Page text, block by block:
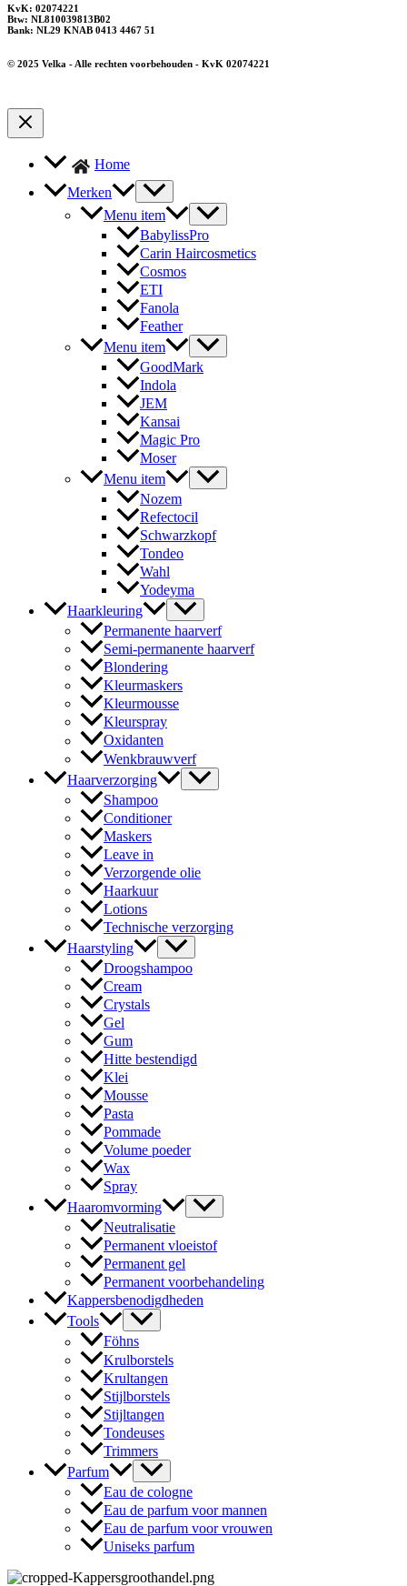
KvK: 02074221
Btw: NL810039813B02
Bank: NL29 KNAB 0413 4467 51
© 2025 Velka - Alle rechten voorbehouden - KvK 02074221
Home
Merken
Menu item
BabylissPro
Carin Haircosmetics
Cosmos
ETI
Fanola
Feather
Menu item
GoodMark
Indola
JEM
Kansai
Magic Pro
Moser
Menu item
Nozem
Refectocil
Schwarzkopf
Tondeo
Wahl
Yodeyma
Haarkleuring
Permanente haarverf
Semi-permanente haarverf
Blondering
Kleurmaskers
Kleurmousse
Kleurspray
Oxidanten
Wenkbrauwverf
Haarverzorging
Shampoo
Conditioner
Maskers
Leave in
Verzorgende olie
Haarkuur
Lotions
Technische verzorging
Haarstyling
Droogshampoo
Cream
Crystals
Gel
Gum
Hitte bestendigd
Klei
Mousse
Pasta
Pommade
Volume poeder
Wax
Spray
Haaromvorming
Neutralisatie
Permanent vloeistof
Permanent gel
Permanent voorbehandeling
Kappersbenodigdheden
Tools
Föhns
Krulborstels
Krultangen
Stijlborstels
Stijltangen
Tondeuses
Trimmers
Parfum
Eau de cologne
Eau de parfum voor mannen
Eau de parfum voor vrouwen
Uniseks parfum